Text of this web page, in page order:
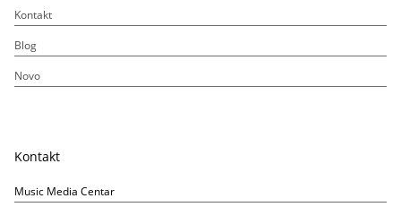
Kontakt
Blog
Novo
Kontakt
Music Media Centar